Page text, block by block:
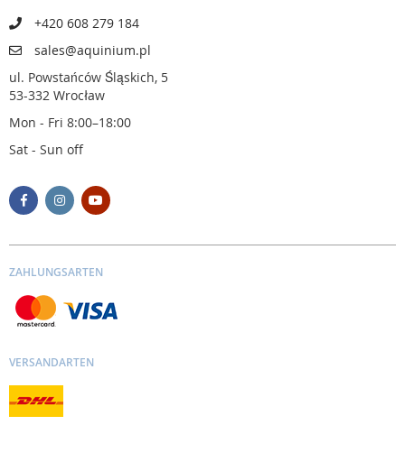
+420 608 279 184
sales@aquinium.pl
ul. Powstańców Śląskich, 5
53-332 Wrocław
Mon - Fri 8:00–18:00
Sat - Sun off
ZAHLUNGSARTEN
VERSANDARTEN